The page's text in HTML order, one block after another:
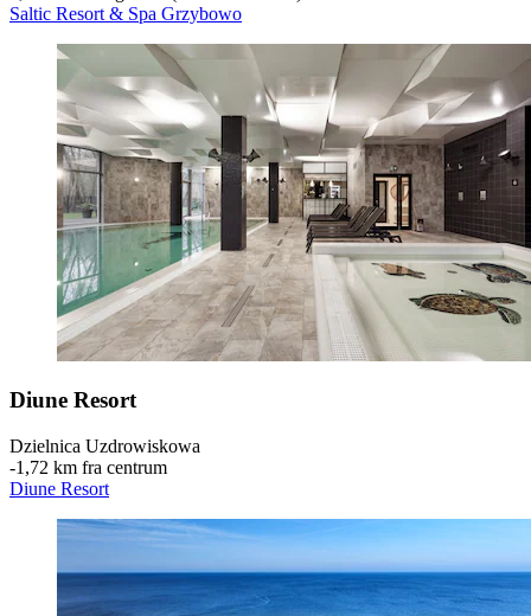
Saltic Resort & Spa Grzybowo
Diune Resort
Dzielnica Uzdrowiskowa
‐1,72 km fra centrum
Diune Resort